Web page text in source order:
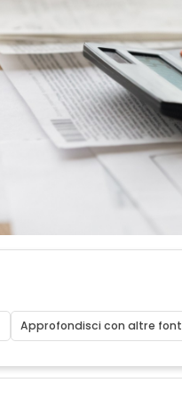
Approfondisci con altre